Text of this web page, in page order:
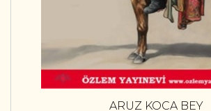
ARUZ KOCA BEY